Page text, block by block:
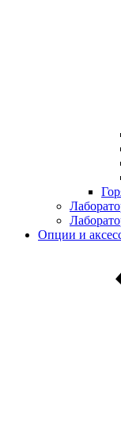
Опции и